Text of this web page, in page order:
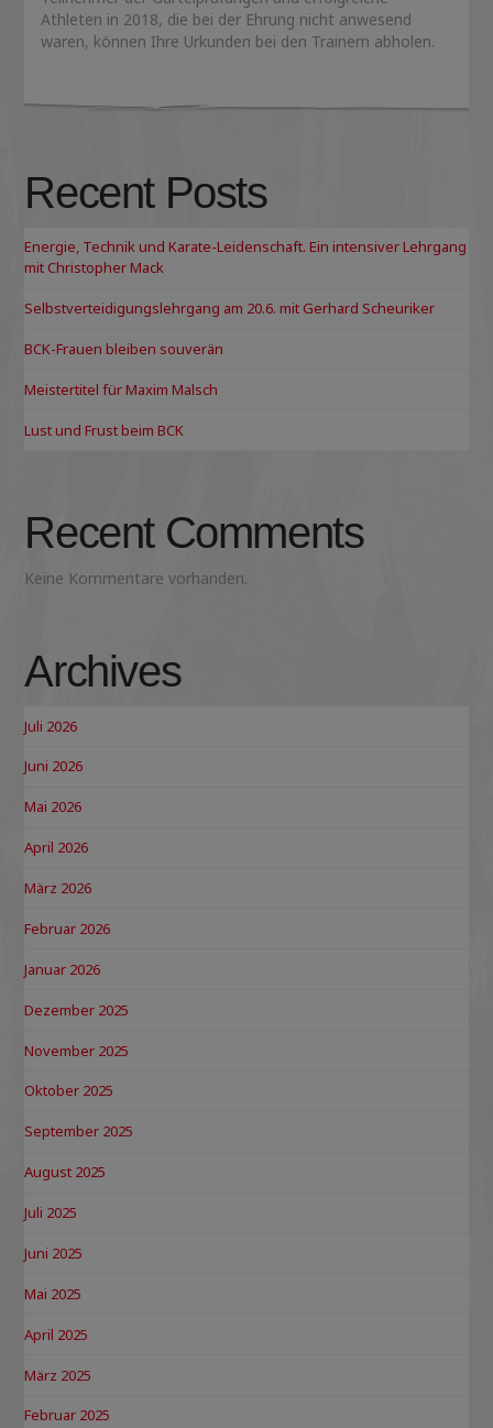
Athleten in 2018, die bei der Ehrung nicht anwesend
waren, können Ihre Urkunden bei den Trainern abholen.
Recent Posts
Energie, Technik und Karate-Leidenschaft. Ein intensiver Lehrgang
mit Christopher Mack
Selbstverteidigungslehrgang am 20.6. mit Gerhard Scheuriker
BCK-Frauen bleiben souverän
Meistertitel für Maxim Malsch
Lust und Frust beim BCK
Recent Comments
Keine Kommentare vorhanden.
Archives
Juli 2026
Juni 2026
Mai 2026
April 2026
März 2026
Februar 2026
Januar 2026
Dezember 2025
November 2025
Oktober 2025
September 2025
August 2025
Juli 2025
Juni 2025
Mai 2025
April 2025
März 2025
Februar 2025